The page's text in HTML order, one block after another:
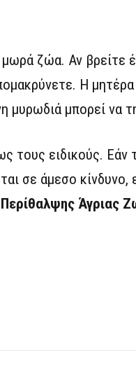
ζώα. Αν βρείτε
Η
μυρωδιά μπορεί να
τους ειδικούς.
σε άμεσο
Άγριας